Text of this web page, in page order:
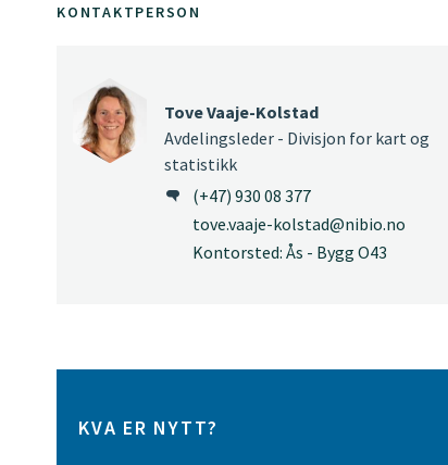
KONTAKTPERSON
Tove Vaaje-Kolstad
Avdelingsleder - Divisjon for kart og
statistikk
(+47) 930 08 377
tove.vaaje-kolstad@nibio.no
Kontorsted: Ås - Bygg O43
KVA ER NYTT?